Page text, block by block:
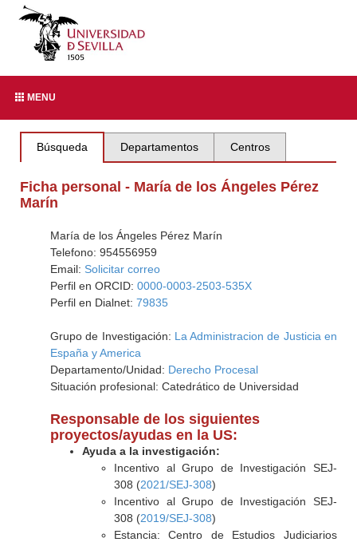
MENU
Búsqueda Departamentos Centros
Ficha personal - María de los Ángeles Pérez
Marín
María de los Ángeles Pérez Marín
Telefono: 954556959
Email: Solicitar correo
Perfil en ORCID: 0000-0003-2503-535X
Perfil en Dialnet: 79835
Grupo de Investigación: La Administracion de Justicia en
España y America
Departamento/Unidad: Derecho Procesal
Situación profesional: Catedrático de Universidad
Responsable de los siguientes
proyectos/ayudas en la US:
Ayuda a la investigación:
Incentivo al Grupo de Investigación SEJ-
308 (2021/SEJ-308)
Incentivo al Grupo de Investigación SEJ-
308 (2019/SEJ-308)
Estancia: Centro de Estudios Judiciarios